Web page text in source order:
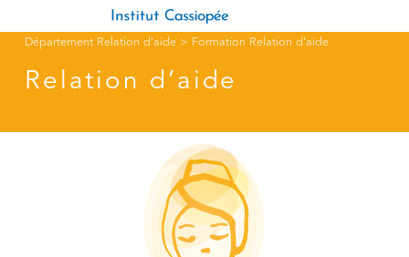
Département Relation d'aide > Formation Relation d'aide
Relation d’aide